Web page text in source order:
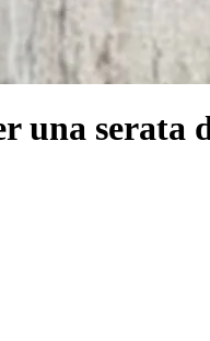
una serata